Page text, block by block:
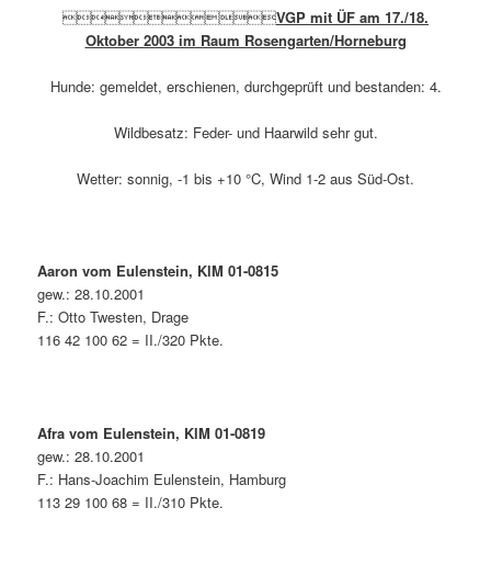
VGP mit ÜF am 17./18.
Oktober 2003 im Raum Rosengarten/Horneburg
Hunde: gemeldet, erschienen, durchgeprüft und bestanden: 4.
Wildbesatz: Feder- und Haarwild sehr gut.
Wetter: sonnig, -1 bis +10 °C, Wind 1-2 aus Süd-Ost.
Aaron vom Eulenstein, KlM 01-0815
gew.: 28.10.2001
F.: Otto Twesten, Drage
116 42 100 62 = II./320 Pkte.
Afra vom Eulenstein, KlM 01-0819
gew.: 28.10.2001
F.: Hans-Joachim Eulenstein, Hamburg
113 29 100 68 = II./310 Pkte.